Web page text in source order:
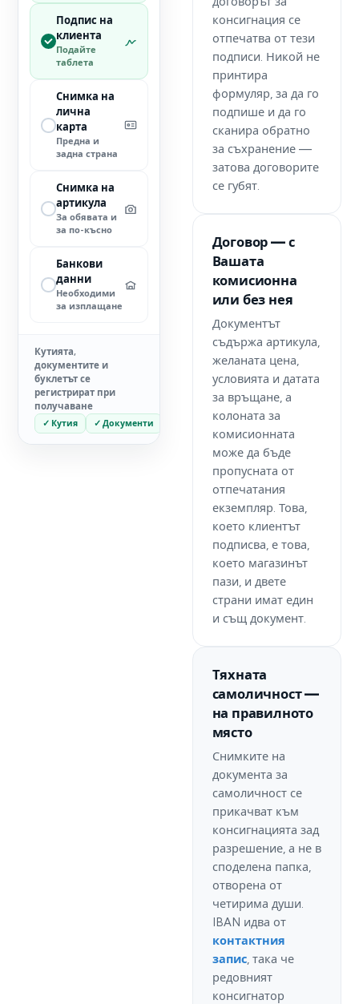
Подпис на
клиента
Подайте
таблета
Снимка на
лична
карта
Предна и
задна страна
Снимка на
артикула
За обявата и
за по-късно
Банкови
данни
Необходими
за изплащане
Кутията,
документите и
буклетът се
регистрират при
получаване
✓ Кутия ✓ Документи Без буклет
консигнация се
отпечатва от тези
подписи. Никой не
принтира
формуляр, за да го
подпише и да го
сканира обратно
за съхранение —
затова договорите
се губят.
Договор — с
Вашата
комисионна
или без нея
Документът
съдържа артикула,
желаната цена,
условията и датата
за връщане, а
колоната за
комисионната
може да бъде
пропусната от
отпечатания
екземпляр. Това,
което клиентът
подписва, е това,
което магазинът
пази, и двете
страни имат един
и същ документ.
Тяхната
самоличност —
на правилното
място
Снимките на
документа за
самоличност се
прикачват към
консигнацията зад
разрешение, а не в
споделена папка,
отворена от
четирима души.
IBAN идва от
контактния
запис, така че
редовният
консигнатор